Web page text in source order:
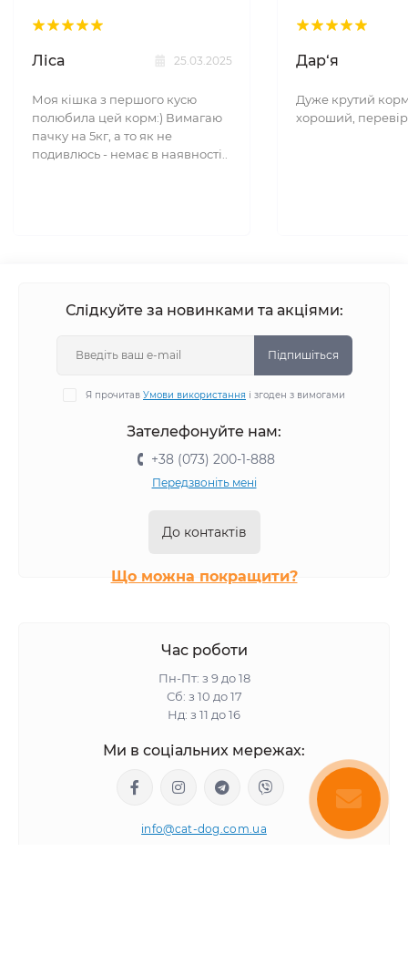
Ліса 25.03.2025
Моя кішка з першого кусю
полюбила цей корм:) Вимагаю
пачку на 5кг, а то як не
подивлюсь - немає в наявності..
Дар‘я
Дуже крутий
хороший,
Слідкуйте за новинками та акціями:
Підпишіться
Я прочитав Умови використання і згоден з вимогами
Зателефонуйте нам:
+38 (073) 200-1-888
Передзвоніть мені
До контактів
Що можна покращити?
Час роботи
Пн-Пт: з 9 до 18
Сб: з 10 до 17
Нд: з 11 до 16
Ми в соціальних мережах:
info@cat-dog.com.ua